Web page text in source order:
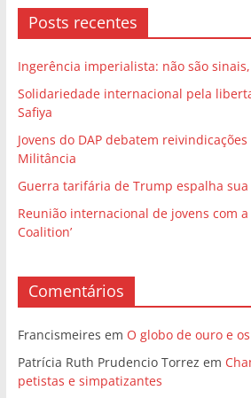
Posts recentes
Ingerência imperialista: não são
Solidariedade internacional pela
Safiya
Jovens do DAP debatem
Militância
Guerra tarifária de Trump espalha
Reunião internacional de jovens com a
Coalition’
Comentários
Francismeires em O globo de ouro e
Patrícia Ruth Prudencio Torrez em
petistas e simpatizantes